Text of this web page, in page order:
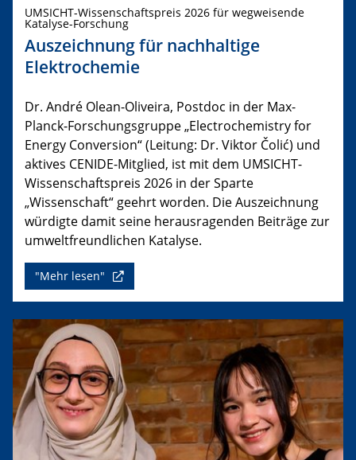
UMSICHT-Wissenschaftspreis 2026 für wegweisende
Katalyse-Forschung
Auszeichnung für nachhaltige
Elektrochemie
Dr. André Olean-Oliveira, Postdoc in der Max-
Planck-Forschungsgruppe „Electrochemistry for
Energy Conversion“ (Leitung: Dr. Viktor Čolić) und
aktives CENIDE-Mitglied, ist mit dem UMSICHT-
Wissenschaftspreis 2026 in der Sparte
„Wissenschaft“ geehrt worden. Die Auszeichnung
würdigte damit seine herausragenden Beiträge zur
umweltfreundlichen Katalyse.
"Mehr lesen"